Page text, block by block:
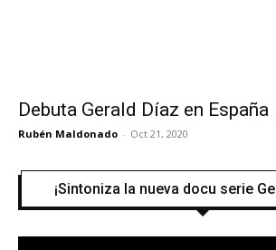
Debuta Gerald Díaz en España
Rubén Maldonado - Oct 21, 2020
¡Sintoniza la nueva docu serie